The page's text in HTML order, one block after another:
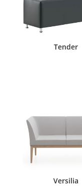
Tender
Versilia